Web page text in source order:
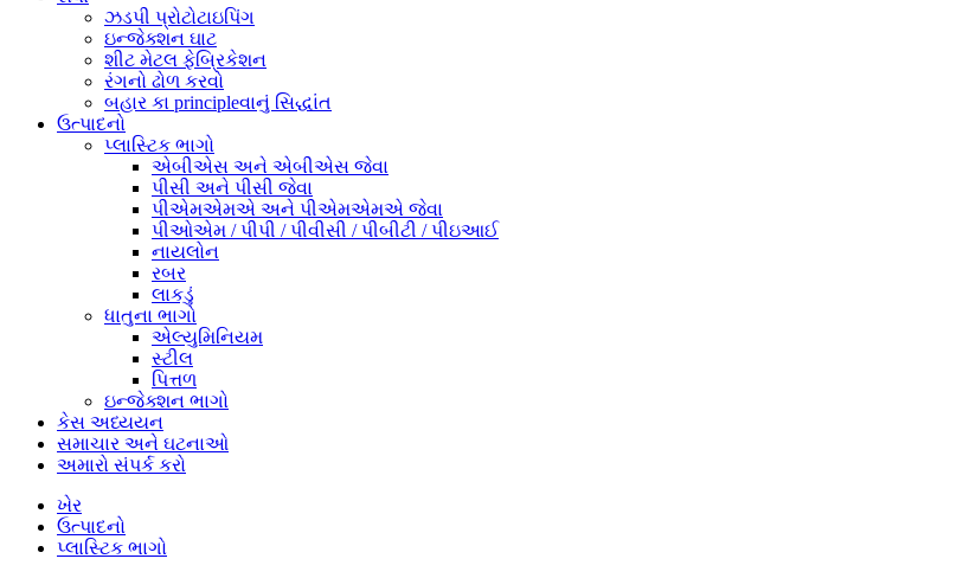
ઝડપી પ્રોટોટાઇપિંગ
ઇન્જેક્શન ઘાટ
શીટ મેટલ ફેબ્રિકેશન
રંગનો ઢોળ કરવો
બહાર કા principleવાનું સિદ્ધાંત
ઉત્પાદનો
પ્લાસ્ટિક ભાગો
એબીએસ અને એબીએસ જેવા
પીસી અને પીસી જેવા
પીએમએમએ અને પીએમએમએ જેવા
પીઓએમ / પીપી / પીવીસી / પીબીટી / પીઇઆઈ
નાયલોન
રબર
લાકડું
ધાતુના ભાગો
એલ્યુમિનિયમ
સ્ટીલ
પિત્તળ
ઇન્જેક્શન ભાગો
કેસ અધ્યયન
સમાચાર અને ઘટનાઓ
અમારો સંપર્ક કરો
ખેર
ઉત્પાદનો
પ્લાસ્ટિક ભાગો